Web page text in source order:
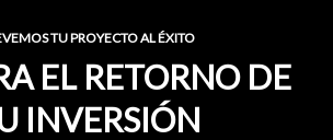
TU PROYECTO AL ÉXITO
EL RETORNO DE
INVERSIÓN